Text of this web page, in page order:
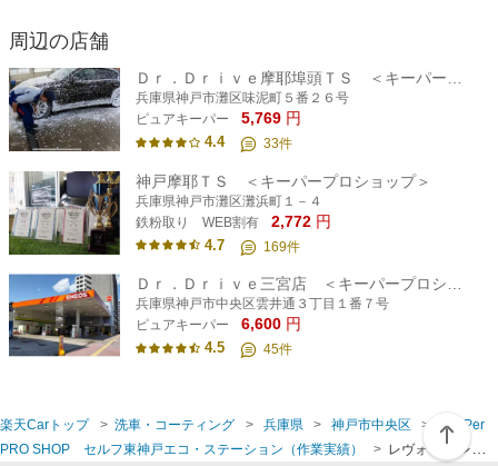
周辺の店舗
Ｄｒ．Ｄｒｉｖｅ摩耶埠頭ＴＳ ＜キーパープロショップ＞
兵庫県神戸市灘区味泥町５番２６号
ピュアキーパー
5,769 円
4.4 33件
神戸摩耶ＴＳ ＜キーパープロショップ＞
兵庫県神戸市灘区灘浜町１－４
鉄粉取り WEB割有
2,772 円
4.7 169件
Ｄｒ．Ｄｒｉｖｅ三宮店 ＜キーパープロショップ＞
兵庫県神戸市中央区雲井通３丁目１番７号
ピュアキーパー
6,600 円
4.5 45件
楽天Carトップ 洗車・コーティング 兵庫県 神戸市中央区
KeePer
PRO SHOP セルフ東神戸エコ・ステーション（作業実績）
レヴォーグ レイバ